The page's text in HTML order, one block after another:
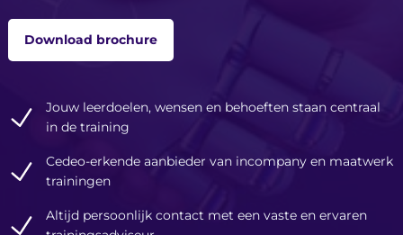
Download brochure
Jouw leerdoelen, wensen en behoeften staan centraal
in de training
Cedeo-erkende aanbieder van incompany en maatwerk
trainingen
Altijd persoonlijk contact met een vaste en ervaren